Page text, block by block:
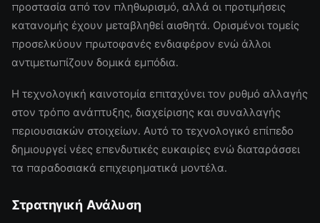
προστασία από τον πληθωρισμό, αλλά οι προτιμήσεις
κατανομής έχουν μεταβληθεί αισθητά. Ορισμένοι τομείς
προσελκύουν πρωτοφανές ενδιαφέρον ενώ άλλοι
αντιμετωπίζουν δομικά εμπόδια.
Η τεχνολογική καινοτομία επιταχύνει τον ρυθμό αλλαγής
στον τρόπο ανάπτυξης, διαχείρισης και συναλλαγής
περιουσιακών στοιχείων. Αυτό το τεχνολογικό επίπεδο
δημιουργεί νέες επενδυτικές ευκαιρίες ενώ διαταράσσει
τα παραδοσιακά επιχειρηματικά μοντέλα.
Στρατηγική Ανάλυση